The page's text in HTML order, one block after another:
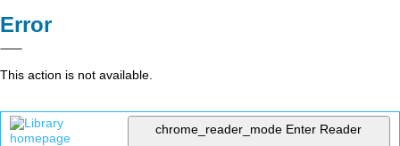
Error
This action is not available.
chrome_reader_mode Enter Reader